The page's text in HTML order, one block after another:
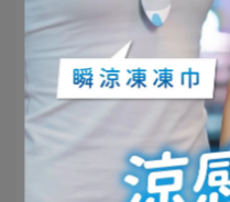
洗澡椅挑選重點 5
挑選浴室洗澡椅時，
浴室洗澡椅，如可拆